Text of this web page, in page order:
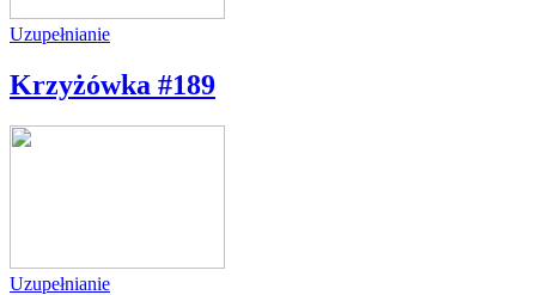
Uzupełnianie
Krzyżówka #189
Uzupełnianie